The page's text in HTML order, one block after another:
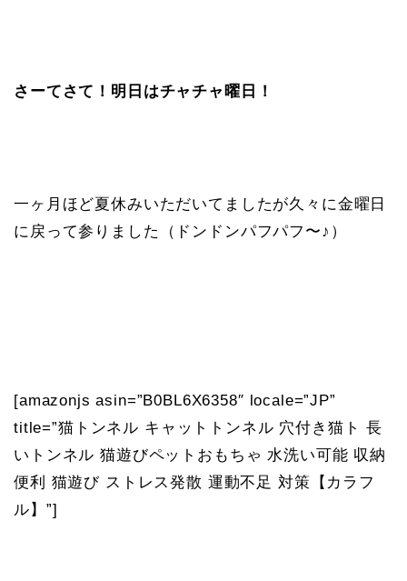
さーてさて！明日はチャチャ曜日！
一ヶ月ほど夏休みいただいてましたが久々に金曜日
に戻って参りました（ドンドンパフパフ〜♪）
[amazonjs asin=”B0BL6X6358″ locale=”JP”
title=”猫トンネル キャットトンネル 穴付き猫ト 長
いトンネル 猫遊びペットおもちゃ 水洗い可能 収納
便利 猫遊び ストレス発散 運動不足 対策【カラフ
ル】”]